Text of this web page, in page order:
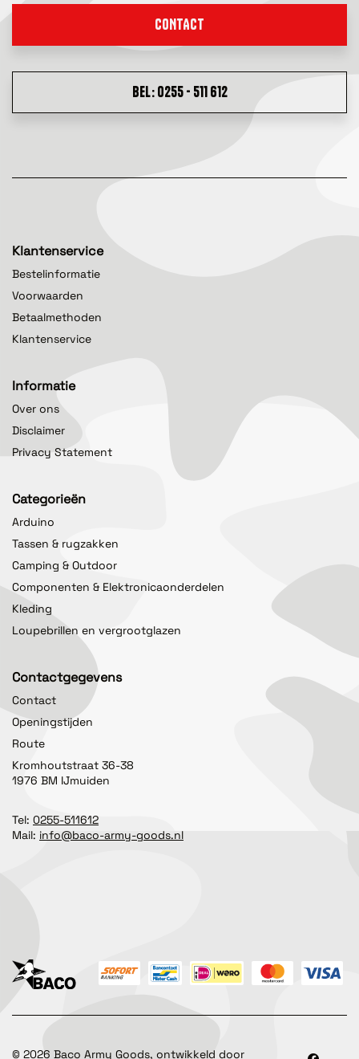
CONTACT
BEL: 0255 - 511 612
Klantenservice
Bestelinformatie
Voorwaarden
Betaalmethoden
Klantenservice
Informatie
Over ons
Disclaimer
Privacy Statement
Categorieën
Arduino
Tassen & rugzakken
Camping & Outdoor
Componenten & Elektronicaonderdelen
Kleding
Loupebrillen en vergrootglazen
Contactgegevens
Contact
Openingstijden
Route
Kromhoutstraat 36-38
1976 BM IJmuiden
Tel: 0255-511612
Mail: info@baco-army-goods.nl
© 2026 Baco Army Goods, ontwikkeld door